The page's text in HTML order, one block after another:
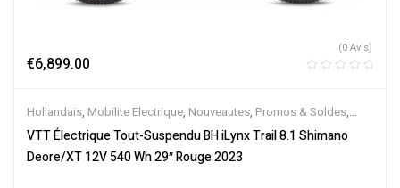
€6,899.00
(0 Avis)
Hollandais, Mobilite Electrique, Nouveautes, Promos & Soldes,
Tout-Suspendus,Vélo électrique ville,Velos Electriques,VTT
Électriques
VTT Électrique Tout-Suspendu BH iLynx Trail 8.1 Shimano
Deore/XT 12V 540 Wh 29″ Rouge 2023